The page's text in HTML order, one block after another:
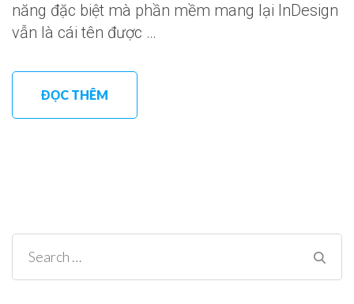
năng đặc biệt mà phần mềm mang lại InDesign
vẫn là cái tên được …
ĐỌC THÊM
Search
for: